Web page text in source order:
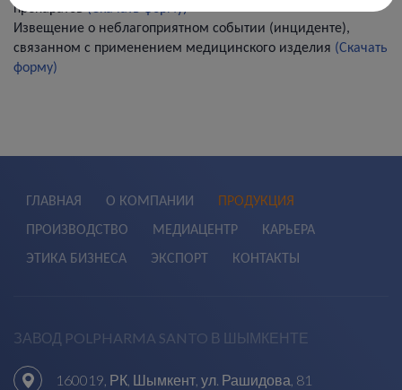
препаратов(Скачать форму)
Извещение о неблагоприятном событии (инциденте),
связанном с применением медицинского изделия (Скачать
форму)
ГЛАВНАЯ О КОМПАНИИ
ПРОДУКЦИЯ
ПРОИЗВОДСТВО
МЕДИАЦЕНТР
КАРЬЕРА
ЭТИКА БИЗНЕСА
ЭКСПОРТ КОНТАКТЫ
ЗАВОД POLPHARMA SANTO В ШЫМКЕНТЕ
160019, РК, Шымкент, ул. Рашидова, 81